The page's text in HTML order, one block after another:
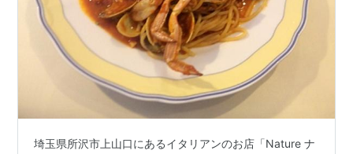
埼玉県所沢市上山口にあるイタリアンのお店「Nature ナ